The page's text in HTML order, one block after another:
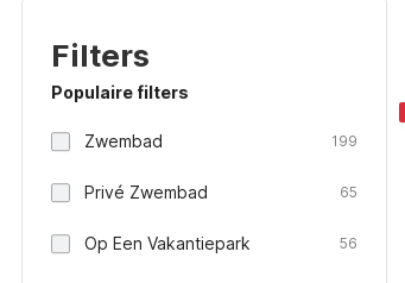
Filters
Populaire filters
Zwembad 199
Privé Zwembad 65
Op Een Vakantiepark 56